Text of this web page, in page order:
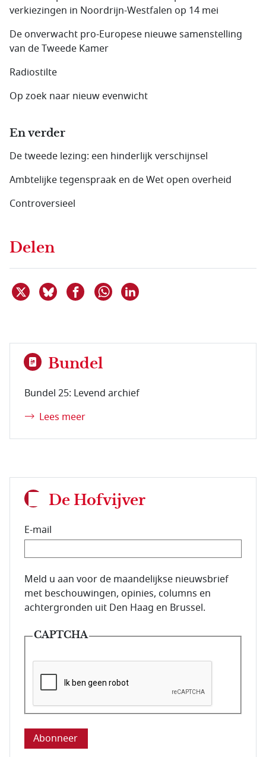
verkiezingen in Noordrijn-Westfalen op 14 mei
De onverwacht pro-Europese nieuwe samenstelling
van de Tweede Kamer
Radiostilte
Op zoek naar nieuw evenwicht
En verder
De tweede lezing: een hinderlijk verschijnsel
Ambtelijke tegenspraak en de Wet open overheid
Controversieel
Delen
Deel dit item op X
Deel dit item op Bluesky
Deel dit item op Facebook
Delen via WhatsApp
Bundel
Bundel 25: Levend archief
Lees meer
De Hofvijver
E-mail
E-mailadres van de abonnee.
Meld u aan voor de maandelijkse nieuwsbrief
met beschouwingen, opinies, columns en
achtergronden uit Den Haag en Brussel.
CAPTCHA
Deze vraag is om te controleren dat u een mens